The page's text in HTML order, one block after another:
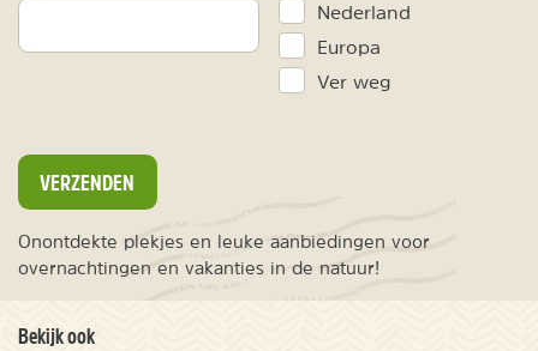
Nederland
Europa
Ver weg
VERZENDEN
Onontdekte plekjes en leuke aanbiedingen voor
overnachtingen en vakanties in de natuur!
Bekijk ook